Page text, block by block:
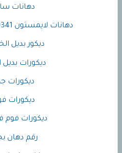
دهانات
دهانات لايمستون 10341مخفف 50٪
ديكور بديل
ديكورات بديل
ديكورات
ديكورات
ديكورات فوم
رقم دهان